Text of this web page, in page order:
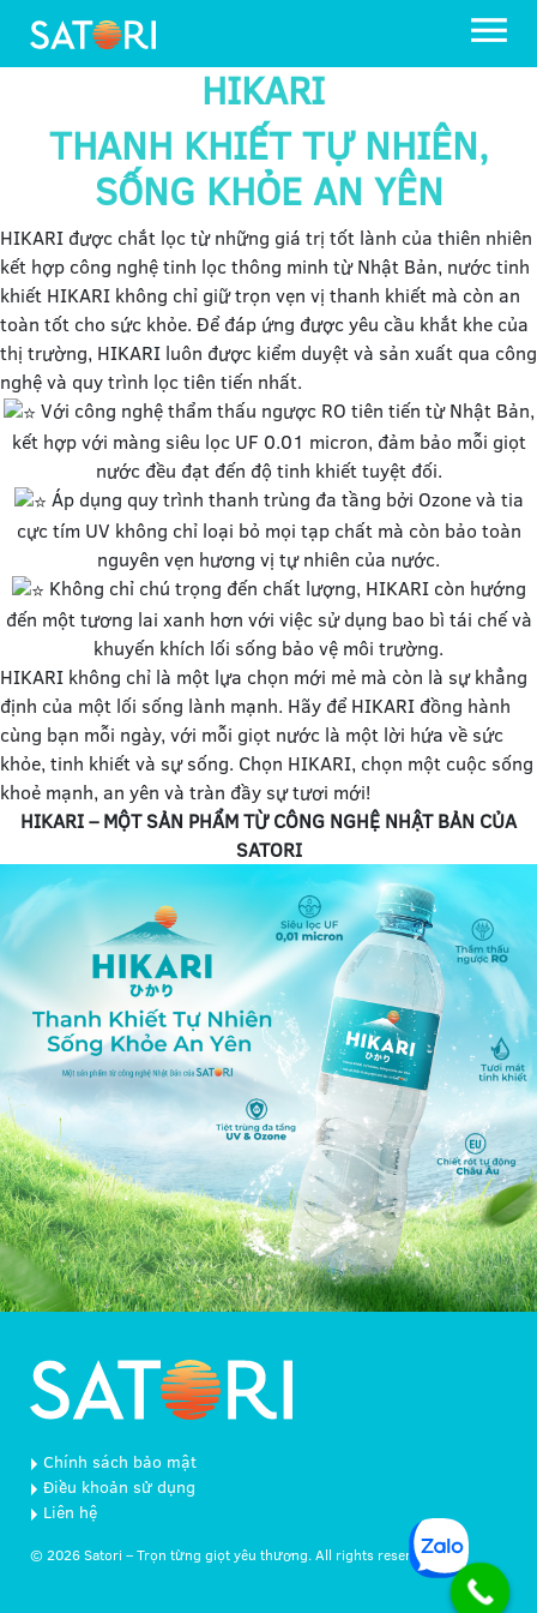
HIKARI
THANH KHIẾT TỰ NHIÊN,
SỐNG KHỎE AN YÊN
HIKARI được chắt lọc từ những giá trị tốt lành của thiên nhiên
kết hợp công nghệ tinh lọc thông minh từ Nhật Bản, nước tinh
khiết HIKARI không chỉ giữ trọn vẹn vị thanh khiết mà còn an
toàn tốt cho sức khỏe. Để đáp ứng được yêu cầu khắt khe của
thị trường, HIKARI luôn được kiểm duyệt và sản xuất qua công
nghệ và quy trình lọc tiên tiến nhất.
Với công nghệ thẩm thấu ngược RO tiên tiến từ Nhật Bản,
kết hợp với màng siêu lọc UF 0.01 micron, đảm bảo mỗi giọt
nước đều đạt đến độ tinh khiết tuyệt đối.
Áp dụng quy trình thanh trùng đa tầng bởi Ozone và tia
cực tím UV không chỉ loại bỏ mọi tạp chất mà còn bảo toàn
nguyên vẹn hương vị tự nhiên của nước.
Không chỉ chú trọng đến chất lượng, HIKARI còn hướng
đến một tương lai xanh hơn với việc sử dụng bao bì tái chế và
khuyến khích lối sống bảo vệ môi trường.
HIKARI không chỉ là một lựa chọn mới mẻ mà còn là sự khẳng
định của một lối sống lành mạnh. Hãy để HIKARI đồng hành
cùng bạn mỗi ngày, với mỗi giọt nước là một lời hứa về sức
khỏe, tinh khiết và sự sống. Chọn HIKARI, chọn một cuộc sống
khoẻ mạnh, an yên và tràn đầy sự tươi mới!
HIKARI – MỘT SẢN PHẨM TỪ CÔNG NGHỆ NHẬT BẢN CỦA
SATORI
Chính sách bảo mật
Điều khoản sử dụng
Liên hệ
© 2026 Satori – Trọn từng giọt yêu thương. All rights reserved